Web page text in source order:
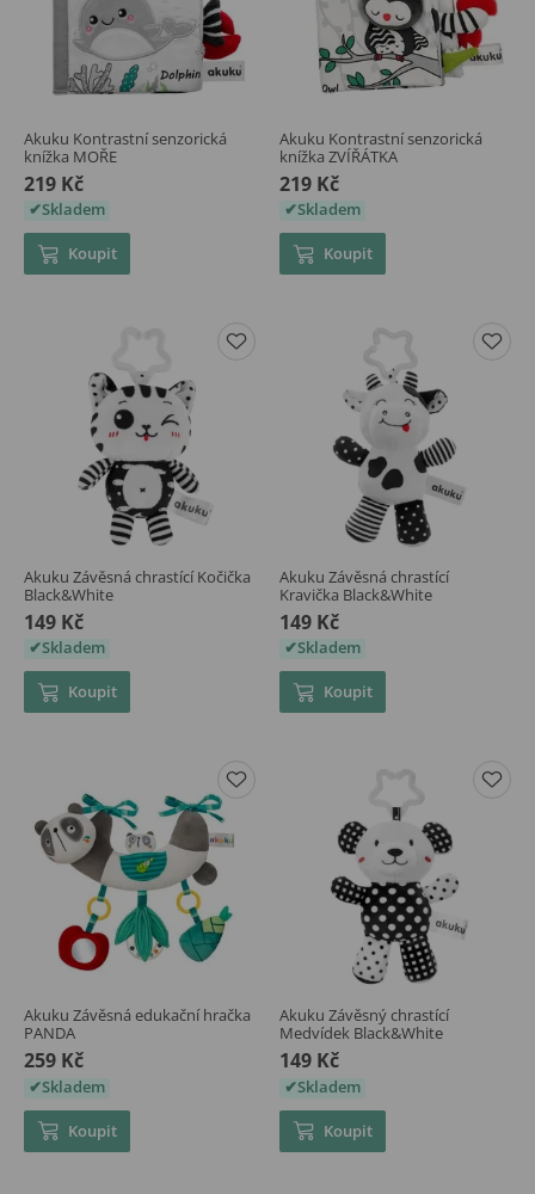
Akuku Kontrastní senzorická
knížka MOŘE
219 Kč
Skladem
Koupit
Akuku Kontrastní senzorická
knížka ZVÍŘÁTKA
219 Kč
Skladem
Koupit
Akuku Závěsná chrastící Kočička
Black&White
149 Kč
Skladem
Koupit
Akuku Závěsná chrastící
Kravička Black&White
149 Kč
Skladem
Koupit
Akuku Závěsná edukační hračka
PANDA
259 Kč
Skladem
Koupit
Akuku Závěsný chrastící
Medvídek Black&White
149 Kč
Skladem
Koupit